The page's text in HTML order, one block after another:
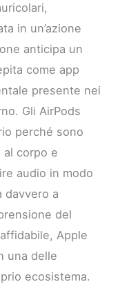
in un’azione
anticipa un
come app
presente nei
Gli AirPods
perché sono
al corpo e
audio in modo
davvero a
del
Apple
una delle
ecosistema.